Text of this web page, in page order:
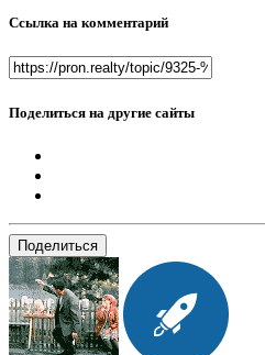
Ссылка на комментарий
Поделиться на другие сайты
Поделиться